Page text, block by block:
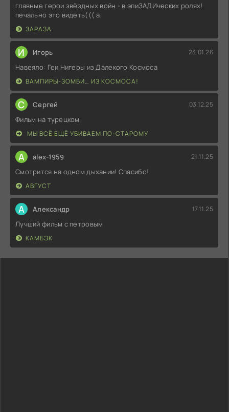
главные герои звёздных войн - в эпиЗАДИческих ролях!
печально это видеть((( а,
ЗАРАЗА
И Игорь 23.01.26
Навеяло: Геи Нигеры из Далекого Космоса
ВАМПИРЫ-ЗОМБИ… ИЗ КОСМОСА!
С Сергей 03.12.25
Фильм на турецком
МЫ ВСЁ ЕЩЁ УБИВАЕМ ПО-СТАРОМУ
A alex-1959 21.11.25
Смотрится на одном дыхании! Спасибо!
АВГУСТ
А Александр 17.11.25
Лучший фильм с петровым
КАМБЭК